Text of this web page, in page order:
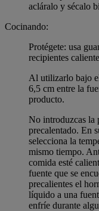
acláralo y sécalo
Cocinando:
Protégete: usa
recipientes
Al utilizarlo bajo
6,5 cm entre la
producto.
No introduzcas la
precalentado. En
selecciona la
mismo tiempo.
comida esté
fuente que se
precalientes el
líquido a una
enfríe durante